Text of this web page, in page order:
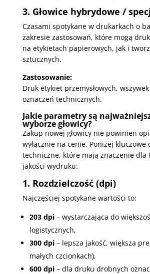
3. Głowice hybrydowe /
Czasami spotykane w drukarkach o
zakresie zastosowań, które mogą
na etykietach papierowych, jak i
sztucznych.
Zastosowanie:
Druk etykiet przemysłowych,
oznaczeń technicznych.
Jakie parametry są
wyborze głowicy?
Zakup nowej głowicy nie powinien
wyłącznie na cenie. Poniżej kluczowe
techniczne, które mają znaczenie dla
jakości wydruku:
1. Rozdzielczość (dpi)
Najczęściej spotykane wartości to:
203 dpi– wystarczająca do
logistycznych,
300 dpi– lepsza jakość, większa
małych czcionkach),
600 dpi– dla druku drobnych